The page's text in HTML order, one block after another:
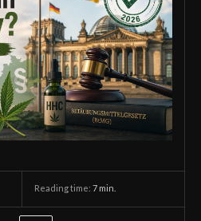
Reading time: 7 min.